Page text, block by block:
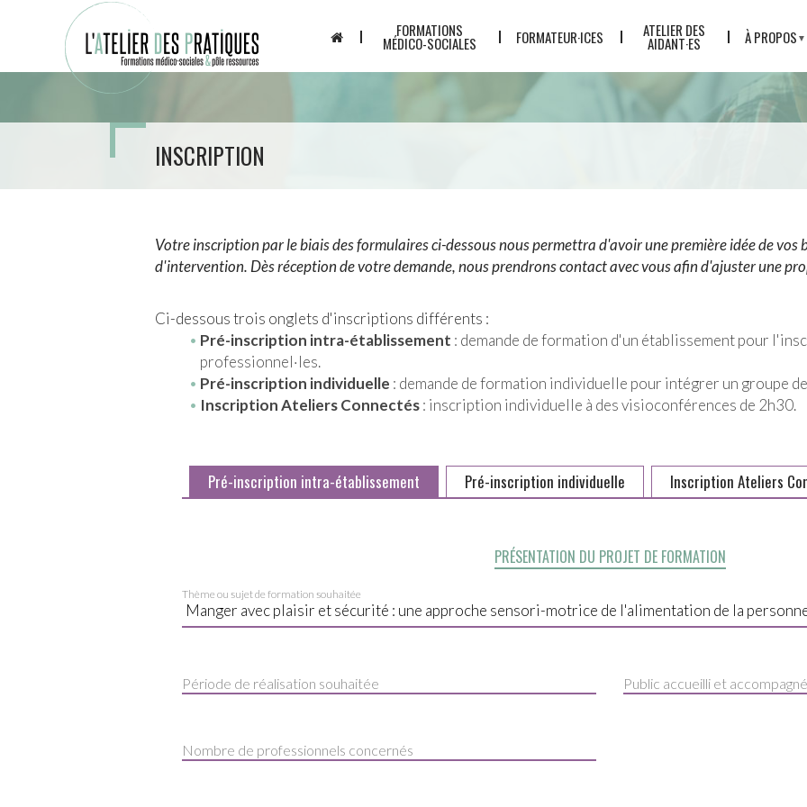
principal
FORMATIONS
MÉDICO-SOCIALES FORMATEUR·ICES ATELIER DES
AIDANT·ES À PROPOS
L'ÉQUIPE
LE CONCEPT
LE GREP
INSCRIPTION
Votre inscription par le biais des formulaires ci-dessous nous permettra d'avoir une première idée de
d'intervention. Dès réception de votre demande, nous prendrons contact avec vous afin d'ajuster une
Ci-dessous trois onglets d'inscriptions différents :
Pré-inscription intra-établissement : demande de formation d'un établissement pour
professionnel·les.
Pré-inscription individuelle : demande de formation individuelle pour intégrer un groupe
Inscription Ateliers Connectés: inscription individuelle à des visioconférences de 2h30.
Pré-inscription intra-établissement Pré-inscription individuelle Inscription Ateliers
PRÉSENTATION DU PROJET DE FORMATION
Thème ou sujet de formation souhaitée
Période de réalisation souhaitée Public accueilli et accompagné
Nombre de professionnels concernés
Panneau de gestion des cookies